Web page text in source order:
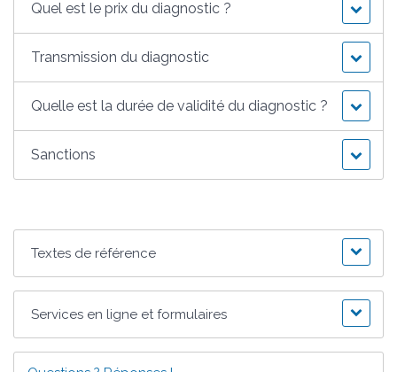
Quel est le prix du diagnostic ?
Transmission du diagnostic
Quelle est la durée de validité du diagnostic ?
Sanctions
Textes de référence
Services en ligne et formulaires